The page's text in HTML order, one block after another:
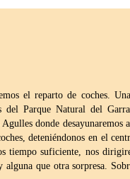
el reparto de coches.
del Parque Natural del
donde desayunaremos
deteniéndonos en el
tiempo suficiente, nos
alguna que otra sorpresa.